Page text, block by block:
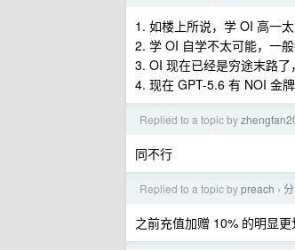
1. 如楼上所说，学 OI 高一
2. 学 OI 自学不太可能，一
3. OI 现在已经是穷途末路
4. 现在 GPT-5.6 有 NOI 金
Replied to a topic by
同不行
Replied to a topic bypreach ›
之前充值加赠 10% 的明显